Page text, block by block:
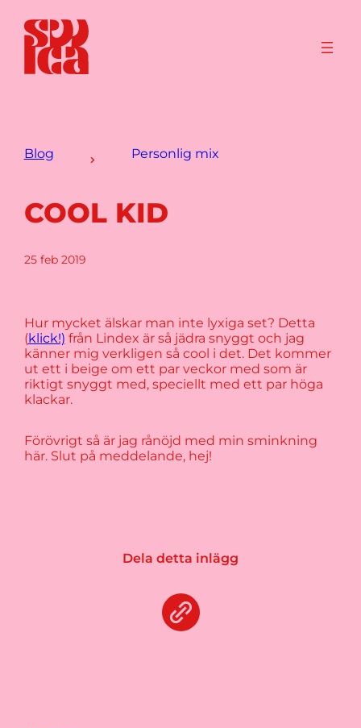
Blog Personlig mix
COOL KID
25 feb 2019
Hur mycket älskar man inte lyxiga set? Detta
(klick!) från Lindex är så jädra snyggt och jag
känner mig verkligen så cool i det. Det kommer
ut ett i beige om ett par veckor med som är
riktigt snyggt med, speciellt med ett par höga
klackar.
Förövrigt så är jag rånöjd med min sminkning
här. Slut på meddelande, hej!
Dela detta inlägg